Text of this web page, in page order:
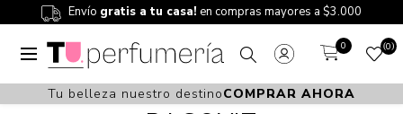
Envío gratis a tu casa! en compras mayores a $3.000
0 0
Tu belleza nuestro destinoCOMPRAR AHORA